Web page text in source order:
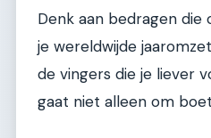
Denk aan bedragen
je wereldwijde
de vingers die je liever
gaat niet alleen om